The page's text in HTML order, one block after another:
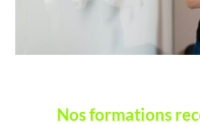
Nos formations